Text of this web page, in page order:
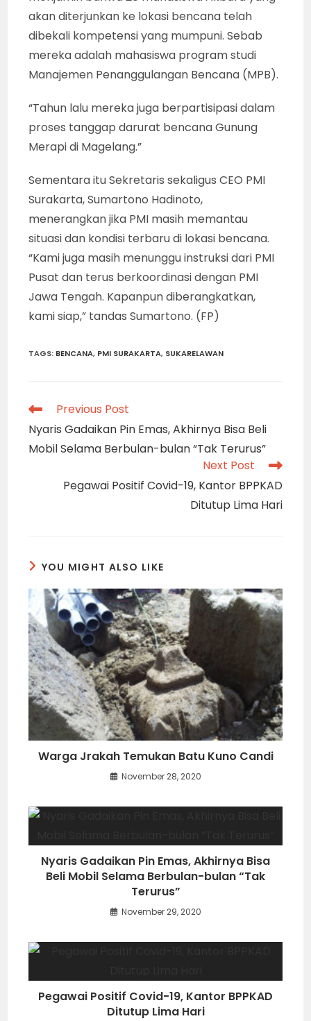
akan diterjunkan ke lokasi bencana telah
dibekali kompetensi yang mumpuni. Sebab
mereka adalah mahasiswa program studi
Manajemen Penanggulangan Bencana (MPB).
“Tahun lalu mereka juga berpartisipasi dalam
proses tanggap darurat bencana Gunung
Merapi di Magelang.”
Sementara itu Sekretaris sekaligus CEO PMI
Surakarta, Sumartono Hadinoto,
menerangkan jika PMI masih memantau
situasi dan kondisi terbaru di lokasi bencana.
“Kami juga masih menunggu instruksi dari PMI
Pusat dan terus berkoordinasi dengan PMI
Jawa Tengah. Kapanpun diberangkatkan,
kami siap,” tandas Sumartono. (FP)
TAGS: BENCANA, PMI SURAKARTA, SUKARELAWAN
Read
more
articles
Previous Post
Nyaris Gadaikan Pin Emas, Akhirnya Bisa Beli
Mobil Selama Berbulan-bulan “Tak Terurus”
Next Post
Pegawai Positif Covid-19, Kantor BPPKAD
Ditutup Lima Hari
YOU MIGHT ALSO LIKE
Warga Jrakah Temukan Batu Kuno Candi
November 28, 2020
Nyaris Gadaikan Pin Emas, Akhirnya Bisa
Beli Mobil Selama Berbulan-bulan “Tak
Terurus”
November 29, 2020
Pegawai Positif Covid-19, Kantor BPPKAD
Ditutup Lima Hari